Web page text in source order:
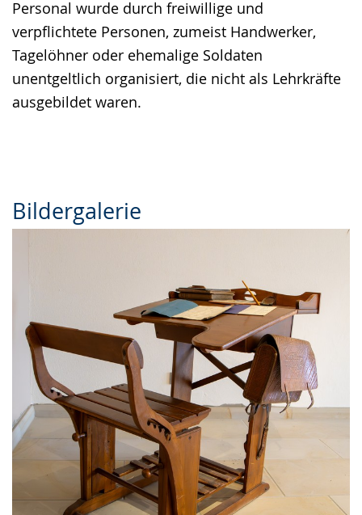
Personal wurde durch freiwillige und
verpflichtete Personen, zumeist Handwerker,
Tagelöhner oder ehemalige Soldaten
unentgeltlich organisiert, die nicht als Lehrkräfte
ausgebildet waren.
Bildergalerie